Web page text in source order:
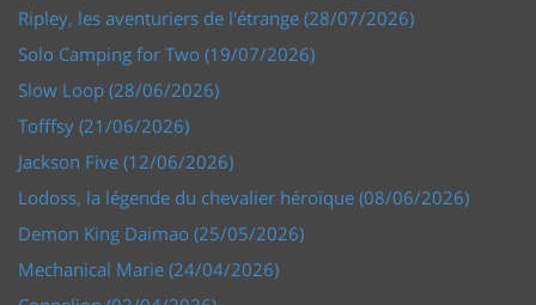
Ripley, les aventuriers de l'étrange (28/07/2026)
Solo Camping for Two (19/07/2026)
Slow Loop (28/06/2026)
Tofffsy (21/06/2026)
Jackson Five (12/06/2026)
Lodoss, la légende du chevalier héroïque (08/06/2026)
Demon King Daimao (25/05/2026)
Mechanical Marie (24/04/2026)